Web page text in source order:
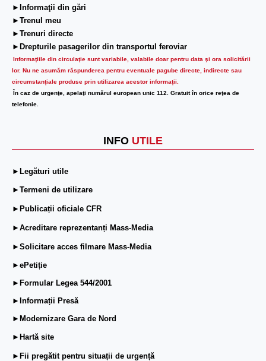
►Informaţii din gări
►Trenul meu
►Trenuri directe
►Drepturile pasagerilor din transportul feroviar
Informaţiile din circulaţie sunt variabile, valabile doar pentru data şi ora solicitării
lor. Nu ne asumăm răspunderea pentru eventuale pagube directe, indirecte sau
circumstanțiale produse prin utilizarea acestor informații.
În caz de urgenţe, apelaţi numărul european unic 112. Gratuit în orice reţea de
telefonie.
INFO UTILE
►Legături utile
►Termeni de utilizare
►Publicații oficiale CFR
►Acreditare reprezentanți Mass-Media
►Solicitare acces filmare Mass-Media
►ePetiție
►Formular Legea 544/2001
►Informații Presă
►Modernizare Gara de Nord
►Hartă site
►Fii pregătit pentru situații de urgență